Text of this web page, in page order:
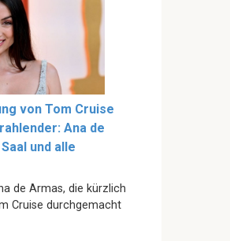
von Tom Cruise
Ana de
und alle
de Armas, die kürzlich
Cruise durchgemacht